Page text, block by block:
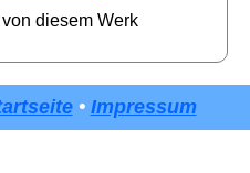
diesem Werk
• Impressum